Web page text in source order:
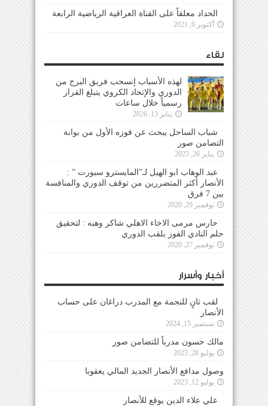
الحداد معلقاً على القناة العراقية الرياضية الرابعة
أكتوبر 6, 2021
لقاء
لهذه الأسباب إنسحب فريق البرج من
الدوري والإتحاد الكروي يتبلغ القرار
رسمياً خلال ساعات
يناير 13, 2026
شباب الساحل يبحث عن فوزه الأول من بوابة
التضامن صور
يناير 26, 2025
عبد الوهاب ابو الهيل لـ”المايسترو سبورت ” :
الأنصار أكثر المتضررين من توقف الدوري والمنافسة
بين 7 فرق
نوفمبر 29, 2020
حارس مرمى الاخاء الاهلي شاكر وهبه : لتحقيق
حلم النادي الفوز بلقب الدوري
نوفمبر 27, 2020
أخبار وأسرار
لقب ثانٍ للنجمة مع المدرب دراغان على حساب
الأنصار
سبتمبر 15, 2024
مالك حسون مدرباً للتضامن صور
يوليو 28, 2023
وصول مدافع الأنصار الجديد المالي يعقوبا
يوليو 12, 2023
علي علاء الدين يوقع للأنصار